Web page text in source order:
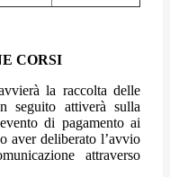
CORSI
la raccolta delle
seguito attiverà sulla
di pagamento ai
aver deliberato l’avvio
attraverso